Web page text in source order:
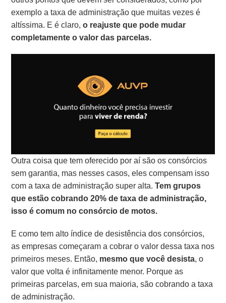
exemplo a taxa de administração que muitas vezes é
altíssima. E é claro, o reajuste que pode mudar
completamente o valor das parcelas.
Outra coisa que tem oferecido por aí são os consórcios
sem garantia, mas nesses casos, eles compensam isso
com a taxa de administração super alta.Tem grupos
que estão cobrando 20% de taxa de administração,
isso é comum no consórcio de motos.
E como tem alto índice de desistência dos consórcios,
as empresas começaram a cobrar o valor dessa taxa nos
primeiros meses. Então, mesmo que você desista, o
valor que volta é infinitamente menor. Porque as
primeiras parcelas, em sua maioria, são cobrando a taxa
de administração.